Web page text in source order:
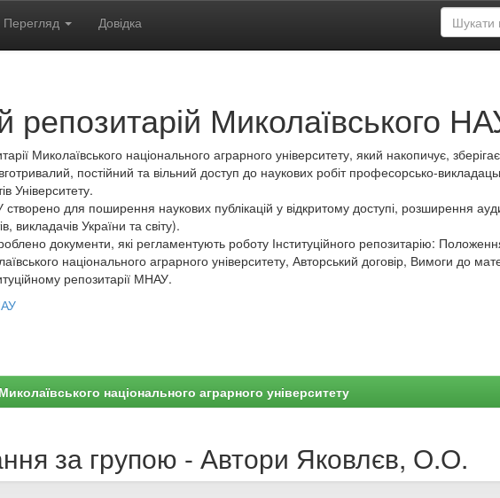
Перегляд Довідка
репозитарій Миколаївського
Миколаївського національного аграрного університету, який накопичує,
постійний та вільний доступ до наукових робіт професорсько-
Університету.
для поширення наукових публікацій у відкритому доступі, розширення
викладачів України та світу).
документи, які регламентують роботу Інституційного репозитарію:
національного аграрного університету, Авторський договір, Вимоги до
репозитарії МНАУ.
національного аграрного університету
за групою - Автори Яковлєв, О.О.